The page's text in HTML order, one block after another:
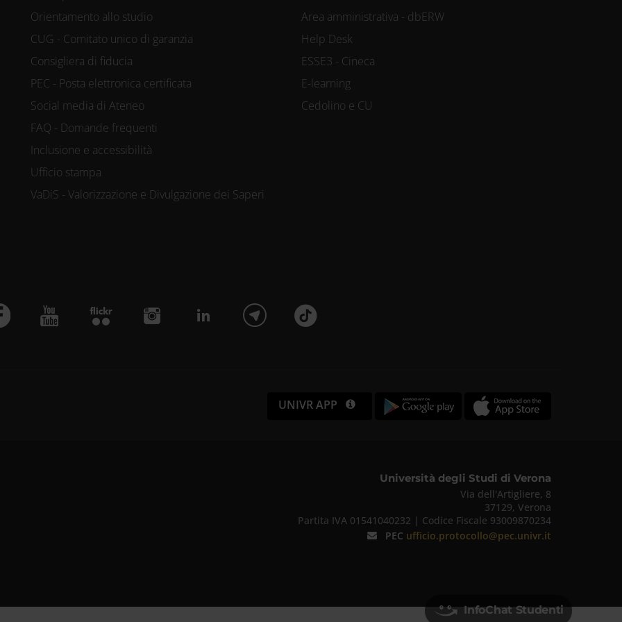
Orientamento allo studio
CUG - Comitato unico di garanzia
Consigliera di fiducia
PEC - Posta elettronica certificata
Social media di Ateneo
FAQ - Domande frequenti
Inclusione e accessibilità
Ufficio stampa
VaDiS - Valorizzazione e Divulgazione dei Saperi
Area amministrativa - dbERW
Help Desk
ESSE3 - Cineca
E-learning
Cedolino e CU
UNIVR APP
Università degli Studi di Verona
Via dell'Artigliere, 8
37129, Verona
Partita IVA 01541040232 | Codice Fiscale 93009870234
PEC ufficio.protocollo@pec.univr.it
InfoChat Studenti